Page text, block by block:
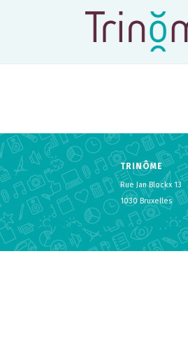
TRINÔME
Rue Jan Blockx 13
1030 Bruxelles